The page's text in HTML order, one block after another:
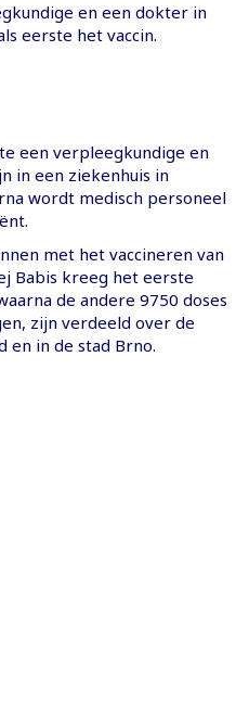
en een dokter in
eerste het vaccin.
een verpleegkundige en
in een ziekenhuis in
wordt medisch personeel
met het vaccineren van
Babis kreeg het eerste
de andere 9750 doses
zijn verdeeld over de
en in de stad Brno.